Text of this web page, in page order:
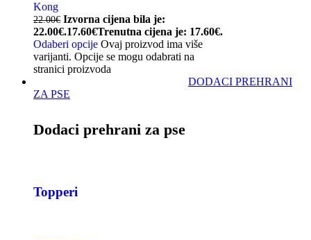
Kong
22.00€ Izvorna cijena bila je:
22.00€.17.60€Trenutna cijena je: 17.60€.
Odaberi opcije Ovaj proizvod ima više
varijanti. Opcije se mogu odabrati na
stranici proizvoda
DODACI PREHRANI
ZA PSE
Dodaci prehrani za pse
Topperi